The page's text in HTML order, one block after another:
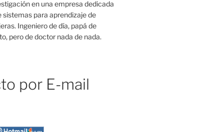
en una empresa dedicada
sistemas para aprendizaje de
Ingeniero de día, papá de
pero de doctor nada de nada.
por E-mail